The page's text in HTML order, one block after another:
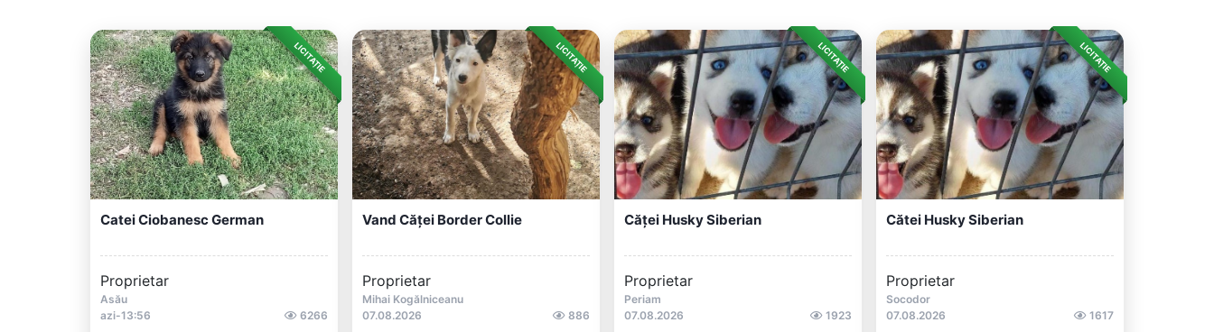
LICITAȚIE
Catei Ciobanesc German
Proprietar
Asău
azi-13:56
6266
LICITAȚIE
Vand Căței Border Collie
Proprietar
Mihai Kogălniceanu
07.08.2026
886
LICITAȚIE
Căței Husky Siberian
Proprietar
Periam
07.08.2026
1923
LICITAȚIE
Cătei Husky Siberian
Proprietar
Socodor
07.08.2026
1617